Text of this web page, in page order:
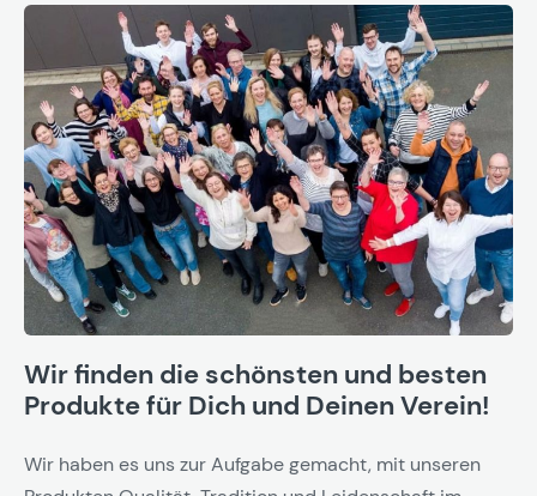
Wir finden die schönsten und besten
Produkte für Dich und Deinen Verein!
Wir haben es uns zur Aufgabe gemacht, mit unseren